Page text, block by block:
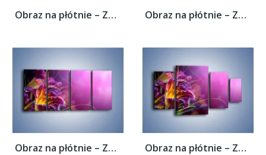
Obraz na płótnie – Zaczarowany kwiat –... Obraz na płótnie – Zaczarowany kwiat –...
Obraz na płótnie – Zaczarowany kwiat –... Obraz na płótnie – Zaczarowany kwiat –...